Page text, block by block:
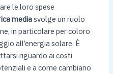
le loro spese
mediasvolge un ruolo
in particolare per coloro
all’energia solare. È
riguardo ai costi
e a come cambiano